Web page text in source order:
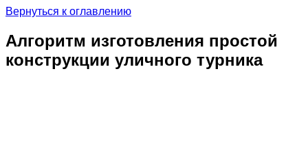
Вернуться к оглавлению
Алгоритм изготовления простой
конструкции уличного турника